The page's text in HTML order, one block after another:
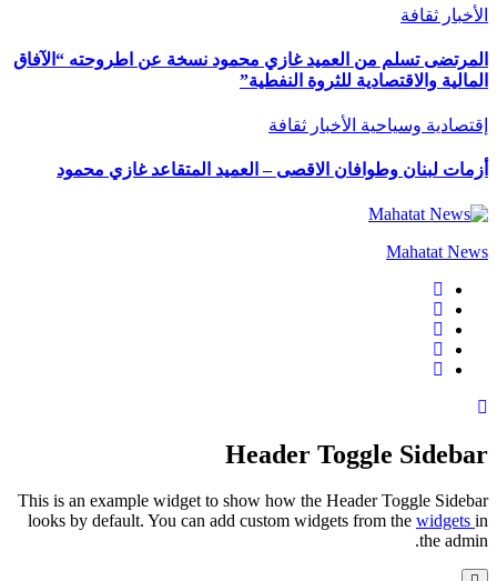
الأخبار ثقافة
المرتضى تسلم من العميد غازي محمود نسخة عن اطروحته “الآفاق
المالية والاقتصادية للثروة النفطية”
إقتصادية وسياحية الأخبار ثقافة
أزمات لبنان وطوافان الاقصى – العميد المتقاعد غازي محمود
Mahatat News
Header Toggle Sidebar
This is an example widget to show how the Header Toggle Sidebar
looks by default. You can add custom widgets from the widgets in
the admin.